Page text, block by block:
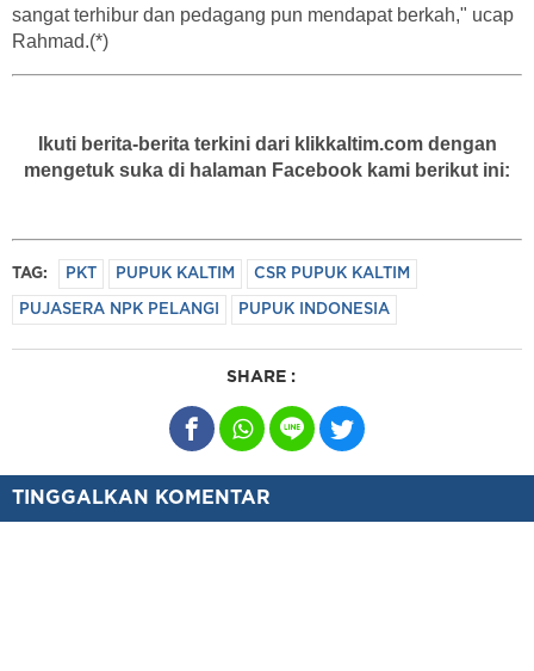
sangat terhibur dan pedagang pun mendapat berkah," ucap
Rahmad.(*)
Ikuti berita-berita terkini dari klikkaltim.com dengan
mengetuk suka di halaman Facebook kami berikut ini:
TAG: PKT PUPUK KALTIM CSR PUPUK KALTIM
PUJASERA NPK PELANGI PUPUK INDONESIA
SHARE :
TINGGALKAN KOMENTAR